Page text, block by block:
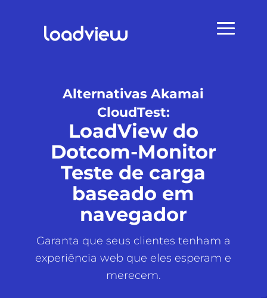
Alternativas Akamai
CloudTest:
LoadView do
Dotcom-Monitor
Teste de carga
baseado em
navegador
Garanta que seus clientes tenham a
experiência web que eles esperam e
merecem.